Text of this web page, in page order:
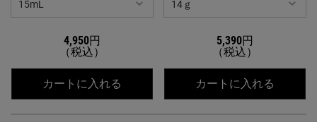
4,950円
（税込）
カートに入れる キールズ ミッドナイトボタニカル コ
5,390円
（税込）
カートに入れる